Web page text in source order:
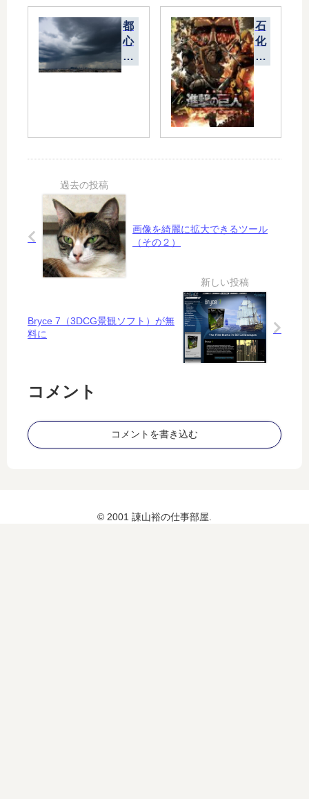
の
不
思
都
心
の
写
石
化
し
う
真
画像を綺麗に拡大できるツール
（その２）
Bryce 7（3DCG景観ソフト）が無
料に
コメント
コメントを書き込む
© 2001 諌山裕の仕事部屋.